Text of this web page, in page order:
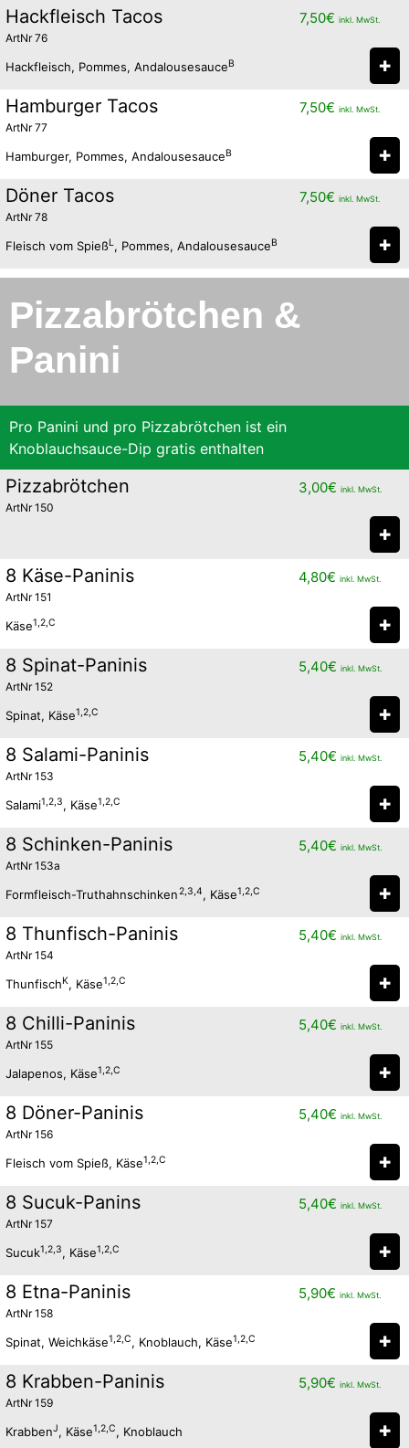
Hackfleisch Tacos
ArtNr 76
7,50€ inkl. MwSt.
Hackfleisch, Pommes, AndalousesauceB ✚
Hamburger Tacos
ArtNr 77
7,50€ inkl. MwSt.
Hamburger, Pommes, AndalousesauceB ✚
Döner Tacos
ArtNr 78
7,50€ inkl. MwSt.
Fleisch vom SpießL, Pommes, AndalousesauceB ✚
Pizzabrötchen &
Panini
Pro Panini und pro Pizzabrötchen ist ein
Knoblauchsauce-Dip gratis enthalten
Pizzabrötchen
ArtNr 150
3,00€ inkl. MwSt.
✚
8 Käse-Paninis
ArtNr 151
4,80€ inkl. MwSt.
Käse1,2,C ✚
8 Spinat-Paninis
ArtNr 152
5,40€ inkl. MwSt.
Spinat, Käse1,2,C ✚
8 Salami-Paninis
ArtNr 153
5,40€ inkl. MwSt.
Salami1,2,3, Käse1,2,C ✚
8 Schinken-Paninis
ArtNr 153a
5,40€ inkl. MwSt.
Formfleisch-Truthahnschinken2,3,4, Käse1,2,C ✚
8 Thunfisch-Paninis
ArtNr 154
5,40€ inkl. MwSt.
ThunfischK, Käse1,2,C ✚
8 Chilli-Paninis
ArtNr 155
5,40€ inkl. MwSt.
Jalapenos, Käse1,2,C ✚
8 Döner-Paninis
ArtNr 156
5,40€ inkl. MwSt.
Fleisch vom Spieß, Käse1,2,C ✚
8 Sucuk-Panins
ArtNr 157
5,40€ inkl. MwSt.
Sucuk1,2,3, Käse1,2,C ✚
8 Etna-Paninis
ArtNr 158
5,90€ inkl. MwSt.
Spinat, Weichkäse1,2,C , Knoblauch, Käse1,2,C ✚
8 Krabben-Paninis
ArtNr 159
5,90€ inkl. MwSt.
KrabbenJ, Käse1,2,C, Knoblauch ✚